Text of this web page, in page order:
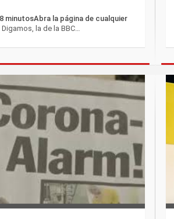
minutosAbra la página de cualquier
la de la BBC…